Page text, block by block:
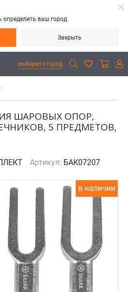
определить ваш город
Закрыть
выберите город
ШАРОВЫХ ОПОР,
5 ПРЕДМЕТОВ,
Артикул: БАК07207
в наличии